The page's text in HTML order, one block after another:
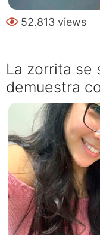
52.813 views
La zorrita se
demuestra